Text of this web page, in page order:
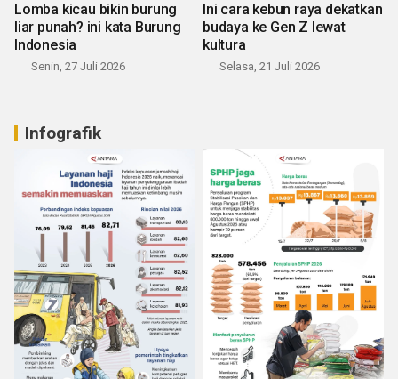
Lomba kicau bikin burung
liar punah? ini kata Burung
Indonesia
Senin, 27 Juli 2026
Ini cara kebun raya dekatkan
budaya ke Gen Z lewat
kultura
Selasa, 21 Juli 2026
Infografik